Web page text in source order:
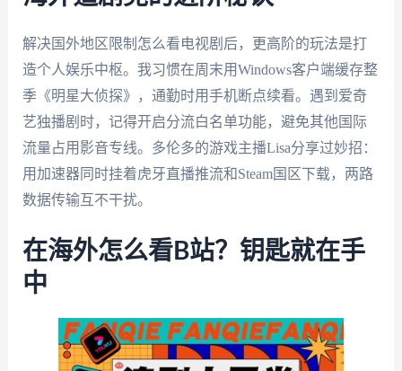
解决国外地区限制怎么看电视剧后，更高阶的玩法是打
造个人娱乐中枢。我习惯在周末用Windows客户端缓存整
季《明星大侦探》，通勤时用手机断点续看。遇到爱奇
艺独播剧时，记得开启分流白名单功能，避免其他国际
流量占用影音专线。多伦多的游戏主播Lisa分享过妙招：
用加速器同时挂着虎牙直播推流和Steam国区下载，两路
数据传输互不干扰。
在海外怎么看B站？钥匙就在手
中